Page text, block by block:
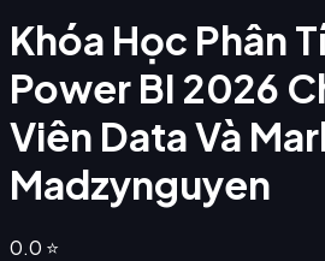
Khóa Học Phân
Power BI 2026
Viên Data Và
Madzynguyen
0.0 ⭐